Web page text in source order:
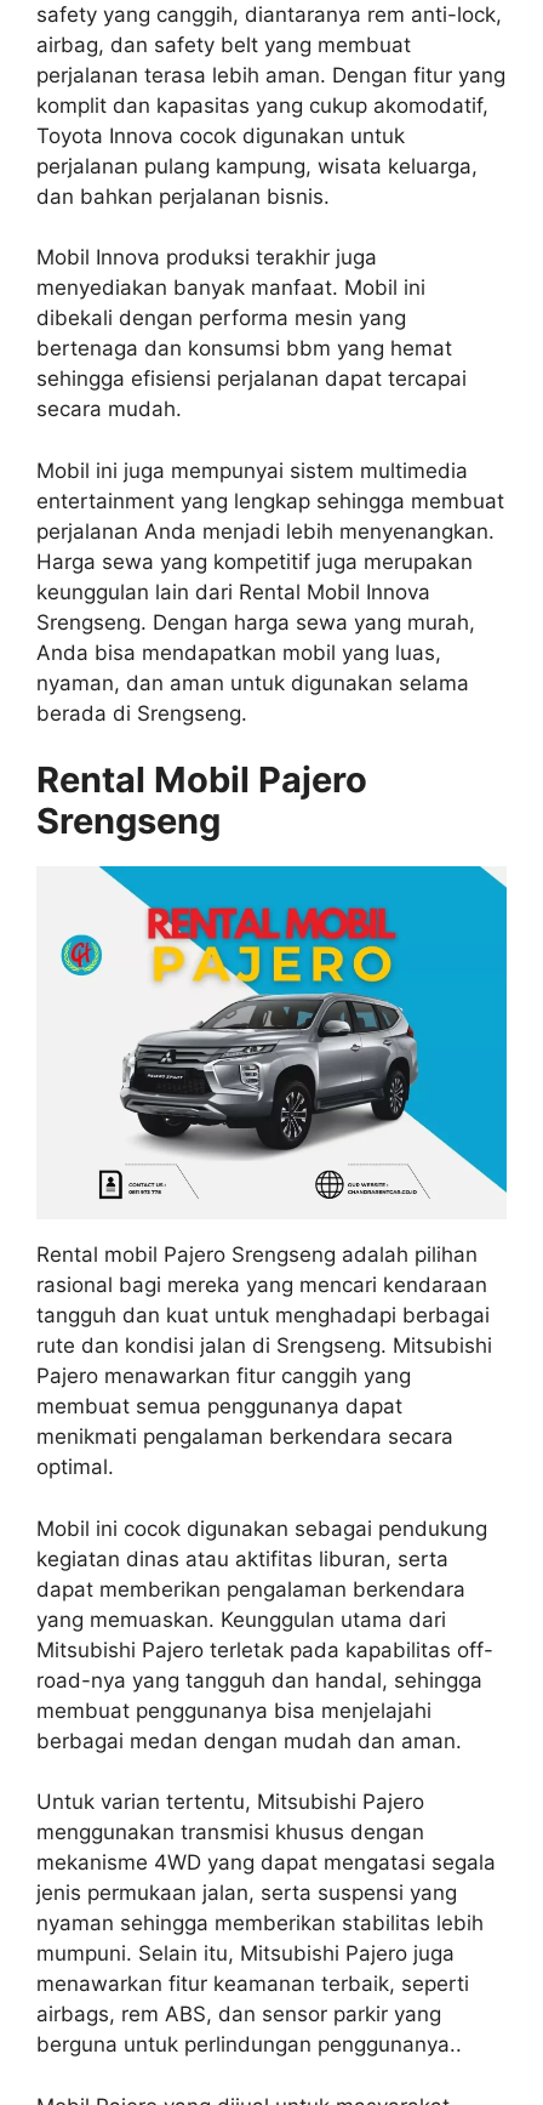
safety yang canggih, diantaranya rem anti-lock,
airbag, dan safety belt yang membuat
perjalanan terasa lebih aman. Dengan fitur yang
komplit dan kapasitas yang cukup akomodatif,
Toyota Innova cocok digunakan untuk
perjalanan pulang kampung, wisata keluarga,
dan bahkan perjalanan bisnis.
Mobil Innova produksi terakhir juga
menyediakan banyak manfaat. Mobil ini
dibekali dengan performa mesin yang
bertenaga dan konsumsi bbm yang hemat
sehingga efisiensi perjalanan dapat tercapai
secara mudah.
Mobil ini juga mempunyai sistem multimedia
entertainment yang lengkap sehingga membuat
perjalanan Anda menjadi lebih menyenangkan.
Harga sewa yang kompetitif juga merupakan
keunggulan lain dari Rental Mobil Innova
Srengseng. Dengan harga sewa yang murah,
Anda bisa mendapatkan mobil yang luas,
nyaman, dan aman untuk digunakan selama
berada di Srengseng.
Rental Mobil Pajero
Srengseng
Rental mobil Pajero Srengseng adalah pilihan
rasional bagi mereka yang mencari kendaraan
tangguh dan kuat untuk menghadapi berbagai
rute dan kondisi jalan di Srengseng. Mitsubishi
Pajero menawarkan fitur canggih yang
membuat semua penggunanya dapat
menikmati pengalaman berkendara secara
optimal.
Mobil ini cocok digunakan sebagai pendukung
kegiatan dinas atau aktifitas liburan, serta
dapat memberikan pengalaman berkendara
yang memuaskan. Keunggulan utama dari
Mitsubishi Pajero terletak pada kapabilitas off-
road-nya yang tangguh dan handal, sehingga
membuat penggunanya bisa menjelajahi
berbagai medan dengan mudah dan aman.
Untuk varian tertentu, Mitsubishi Pajero
menggunakan transmisi khusus dengan
mekanisme 4WD yang dapat mengatasi segala
jenis permukaan jalan, serta suspensi yang
nyaman sehingga memberikan stabilitas lebih
mumpuni. Selain itu, Mitsubishi Pajero juga
menawarkan fitur keamanan terbaik, seperti
airbags, rem ABS, dan sensor parkir yang
berguna untuk perlindungan penggunanya..